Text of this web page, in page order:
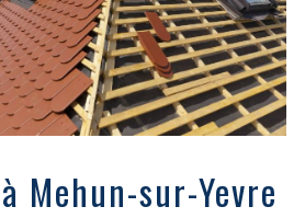
Mehun-sur-Yevre